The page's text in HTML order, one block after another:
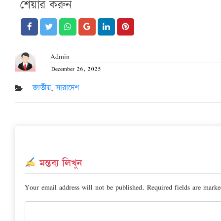
শেয়ার করুন
Admin
Posted
on
December 26, 2025
জাতীয়,সারাদেশ
মন্তব্য লিখুন
Your email address will not be published. Required fields are